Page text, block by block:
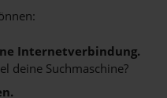
Internetverbindung.
deine Suchmaschine?